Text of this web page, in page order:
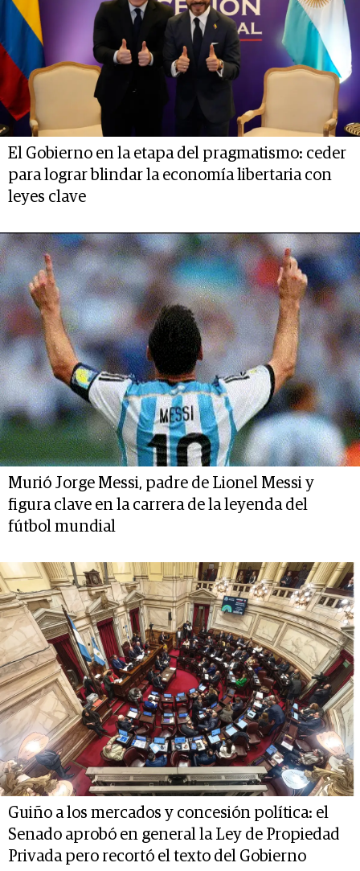
El Gobierno en la etapa del pragmatismo: ceder
para lograr blindar la economía libertaria con
leyes clave
Murió Jorge Messi, padre de Lionel Messi y
figura clave en la carrera de la leyenda del
fútbol mundial
Guiño a los mercados y concesión política: el
Senado aprobó en general la Ley de Propiedad
Privada pero recortó el texto del Gobierno